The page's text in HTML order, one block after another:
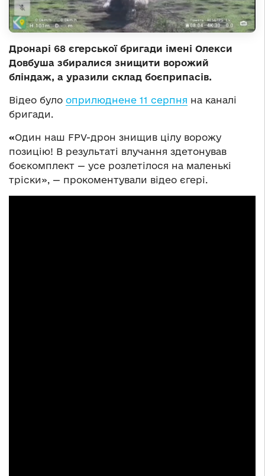
Дронарі 68 єгерської бригади імені Олекси
Довбуша збиралися знищити ворожий
бліндаж, а уразили склад боєприпасів.
Відео було оприлюднене 11 серпня на каналі
бригади.
«Один наш FPV-дрон знищив цілу ворожу
позицію! В результаті влучання здетонував
боєкомплект — усе розлетілося на маленькі
тріски», — прокоментували відео єгері.